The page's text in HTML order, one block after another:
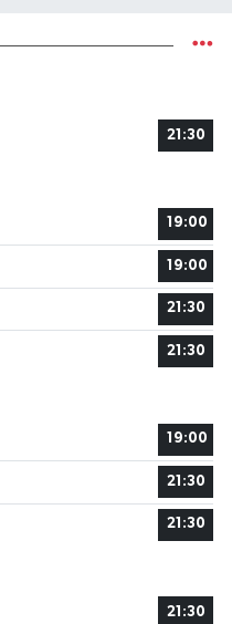
21:30
19:00
19:00
21:30
21:30
19:00
21:30
21:30
21:30